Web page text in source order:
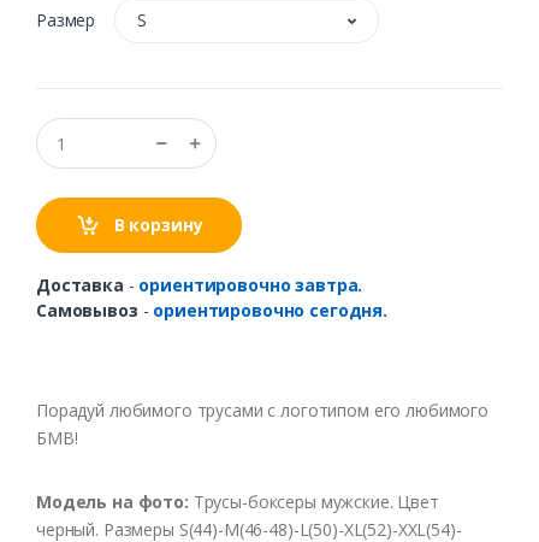
Размер S
В корзину
Доставка - ориентировочно завтра.
Самовывоз - ориентировочно сегодня.
Порадуй любимого трусами с логотипом его любимого
БМВ!
Модель на фото: Трусы-боксеры мужские. Цвет
черный. Размеры S(44)-M(46-48)-L(50)-XL(52)-XXL(54)-